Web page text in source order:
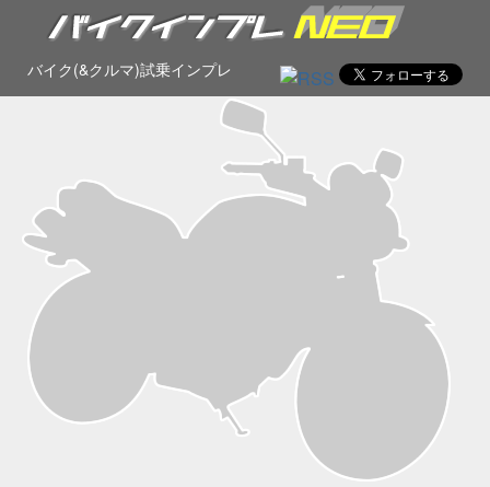
バイク(&クルマ)試乗インプレ